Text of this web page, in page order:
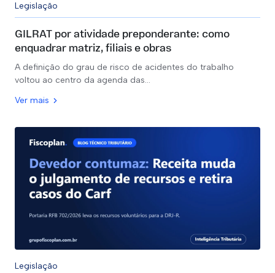
Legislação
GILRAT por atividade preponderante: como
enquadrar matriz, filiais e obras
A definição do grau de risco de acidentes do trabalho
voltou ao centro da agenda das…
Ver mais
Legislação